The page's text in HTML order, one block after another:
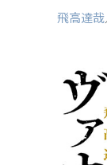
飛高達哉